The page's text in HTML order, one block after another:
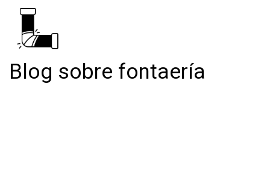
Blog sobre fontaería